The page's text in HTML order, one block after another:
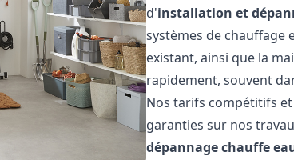
d'installation et
systèmes de chauffage
existant, ainsi que la
rapidement, souvent
Nos tarifs compétitifs
garanties sur nos
dépannage chauffe